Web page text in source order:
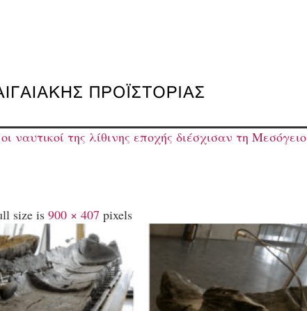
της λίθινης εποχής διέσχισαν τη Μεσόγειο
size is 900 × 407 pixels